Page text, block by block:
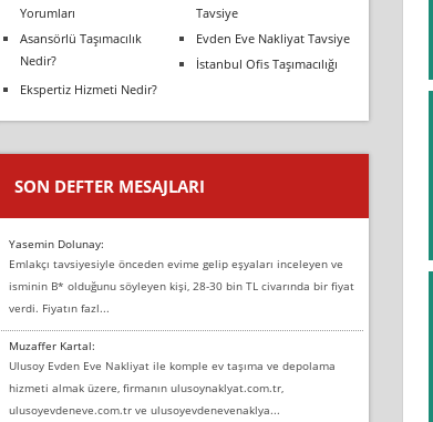
Yorumları
Tavsiye
Asansörlü Taşımacılık
Nedir?
Evden Eve Nakliyat Tavsiye
İstanbul Ofis Taşımacılığı
Ekspertiz Hizmeti Nedir?
SON DEFTER MESAJLARI
Yasemin Dolunay:
Emlakçı tavsiyesiyle önceden evime gelip eşyaları inceleyen ve
isminin B* olduğunu söyleyen kişi, 28-30 bin TL civarında bir fiyat
verdi. Fiyatın fazl...
Muzaffer Kartal:
Ulusoy Evden Eve Nakliyat ile komple ev taşıma ve depolama
hizmeti almak üzere, firmanın ulusoynaklyat.com.tr,
ulusoyevdeneve.com.tr ve ulusoyevdenevenaklya...